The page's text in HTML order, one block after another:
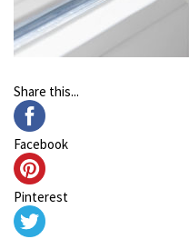
Share this...
Facebook
Pinterest